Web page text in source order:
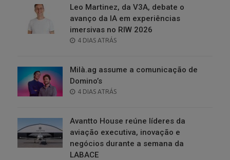
Leo Martinez, da V3A, debate o
avanço da IA em experiências
imersivas no RIW 2026
POSTED
4 DIAS ATRÁS
Milà.ag assume a comunicação de
Domino’s
POSTED
4 DIAS ATRÁS
Avantto House reúne líderes da
aviação executiva, inovação e
negócios durante a semana da
LABACE